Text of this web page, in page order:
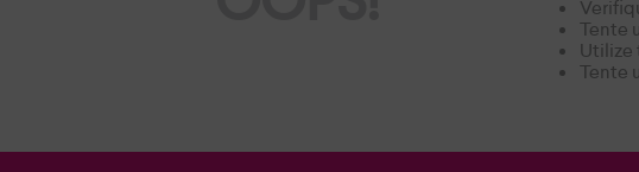
Tente
Utilize
Tente